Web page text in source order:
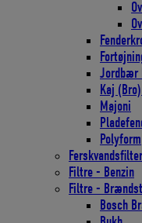
Jordbær
Kaj
Majoni
Polyform
Ferskvandsfilter
Filtre - Benzin
Filtre -
Bosch